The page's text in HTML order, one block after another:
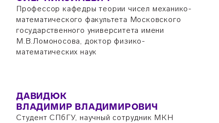
Профессор кафедры теории чисел механико-
математического факультета Московского
государственного университета имени
М.В.Ломоносова, доктор физико-
математических наук
ДАВИДЮК
ВЛАДИМИР ВЛАДИМИРОВИЧ
Студент СПбГУ, научный сотрудник МКН